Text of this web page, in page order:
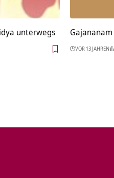
unterwegs Gajananam
VOR 13 JAHREN